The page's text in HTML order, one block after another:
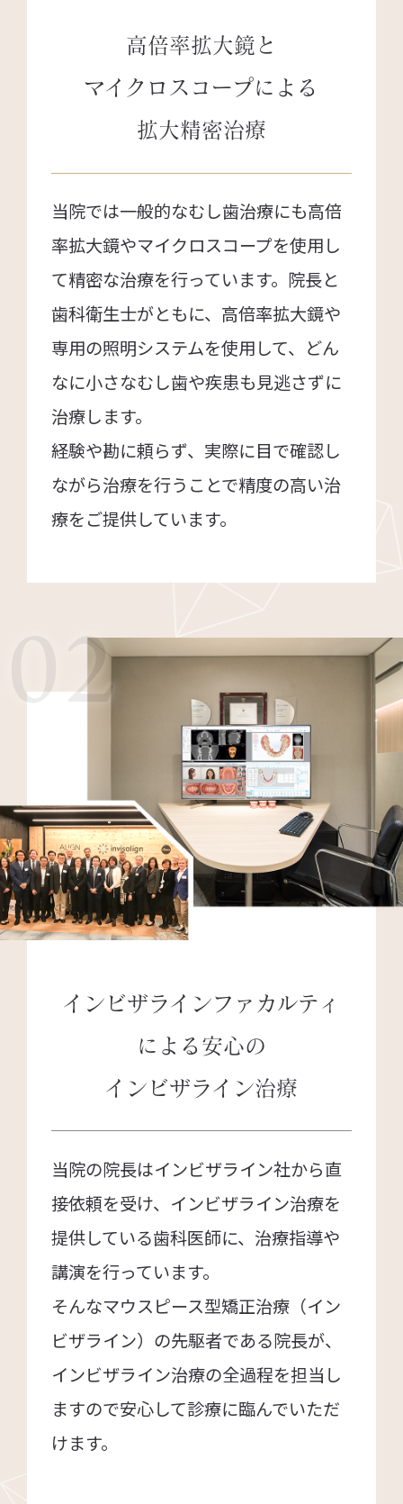
高倍率拡大鏡と
マイクロスコープによる
拡大精密治療
当院では一般的なむし歯治療にも高倍
率拡大鏡やマイクロスコープを使用し
て精密な治療を行っています。院長と
歯科衛生士がともに、高倍率拡大鏡や
専用の照明システムを使用して、どん
なに小さなむし歯や疾患も見逃さずに
治療します。
経験や勘に頼らず、実際に目で確認し
ながら治療を行うことで精度の高い治
療をご提供しています。
02
インビザラインファカルティ
による 安心の
インビザライン治療
当院の院長はインビザライン社から直
接依頼を受け、インビザライン治療を
提供している歯科医師に、治療指導や
講演を行っています。
そんなマウスピース型矯正治療（イン
ビザライン）の先駆者である院長が、
インビザライン治療の全過程を担当し
ますので安心して診療に臨んでいただ
けます。